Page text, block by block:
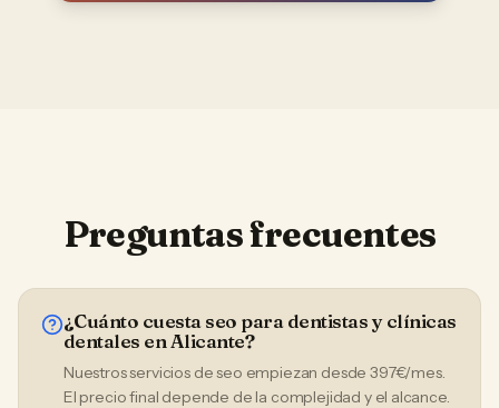
Preguntas frecuentes
¿Cuánto cuesta seo para dentistas y clínicas
dentales en Alicante?
Nuestros servicios de seo empiezan desde 397€/mes.
El precio final depende de la complejidad y el alcance.